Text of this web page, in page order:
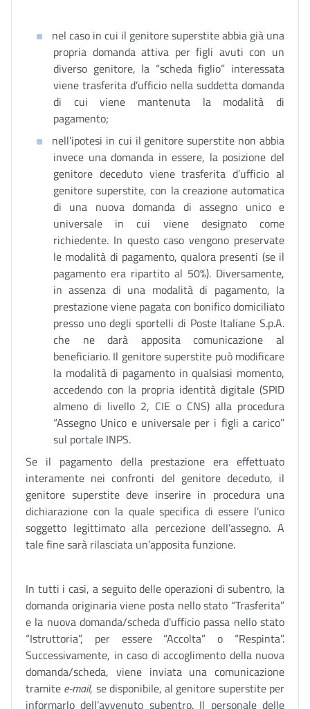
nel caso in cui il genitore superstite abbia già una
propria domanda attiva per figli avuti con un
diverso genitore, la “scheda figlio” interessata
viene trasferita d’ufficio nella suddetta domanda
di cui viene mantenuta la modalità di
pagamento;
nell’ipotesi in cui il genitore superstite non abbia
invece una domanda in essere, la posizione del
genitore deceduto viene trasferita d’ufficio al
genitore superstite, con la creazione automatica
di una nuova domanda di assegno unico e
universale in cui viene designato come
richiedente. In questo caso vengono preservate
le modalità di pagamento, qualora presenti (se il
pagamento era ripartito al 50%). Diversamente,
in assenza di una modalità di pagamento, la
prestazione viene pagata con bonifico domiciliato
presso uno degli sportelli di Poste Italiane S.p.A.
che ne darà apposita comunicazione al
beneficiario. Il genitore superstite può modificare
la modalità di pagamento in qualsiasi momento,
accedendo con la propria identità digitale (SPID
almeno di livello 2, CIE o CNS) alla procedura
“Assegno Unico e universale per i figli a carico”
sul portale INPS.
Se il pagamento della prestazione era effettuato
interamente nei confronti del genitore deceduto, il
genitore superstite deve inserire in procedura una
dichiarazione con la quale specifica di essere l’unico
soggetto legittimato alla percezione dell’assegno. A
tale fine sarà rilasciata un’apposita funzione.
In tutti i casi, a seguito delle operazioni di subentro, la
domanda originaria viene posta nello stato “Trasferita”
e la nuova domanda/scheda d’ufficio passa nello stato
“Istruttoria”, per essere “Accolta” o “Respinta”.
Successivamente, in caso di accoglimento della nuova
domanda/scheda, viene inviata una comunicazione
tramite e-mail, se disponibile, al genitore superstite per
informarlo dell’avvenuto subentro. Il personale delle